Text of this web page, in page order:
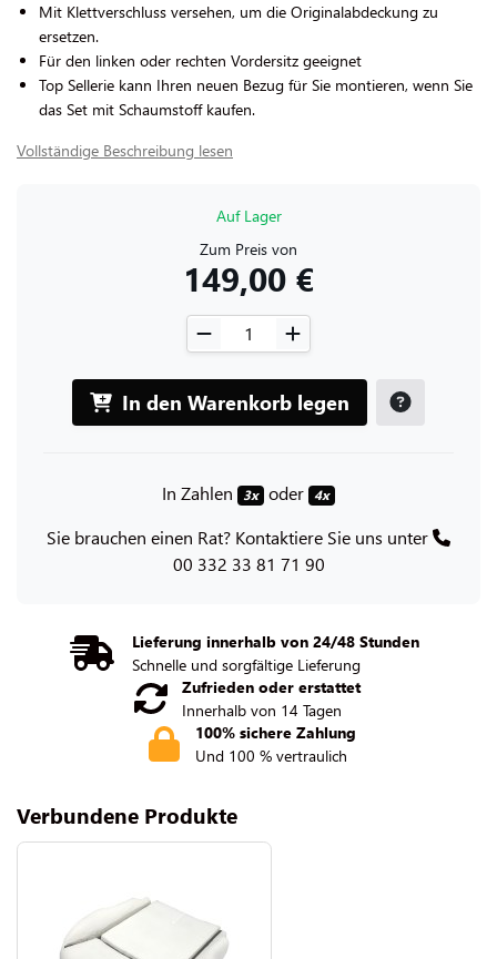
Mit Klettverschluss versehen, um die Originalabdeckung zu
ersetzen.
Für den linken oder rechten Vordersitz geeignet
Top Sellerie kann Ihren neuen Bezug für Sie montieren, wenn Sie
das Set mit Schaumstoff kaufen.
Vollständige Beschreibung lesen
Auf Lager
Zum Preis von
149,00 €
In den Warenkorb legen
In Zahlen 3x oder 4x
Sie brauchen einen Rat? Kontaktiere Sie uns unter
00 332 33 81 71 90
Lieferung innerhalb von 24/48 Stunden
Schnelle und sorgfältige Lieferung
Zufrieden oder erstattet
Innerhalb von 14 Tagen
100% sichere Zahlung
Und 100 % vertraulich
Verbundene Produkte